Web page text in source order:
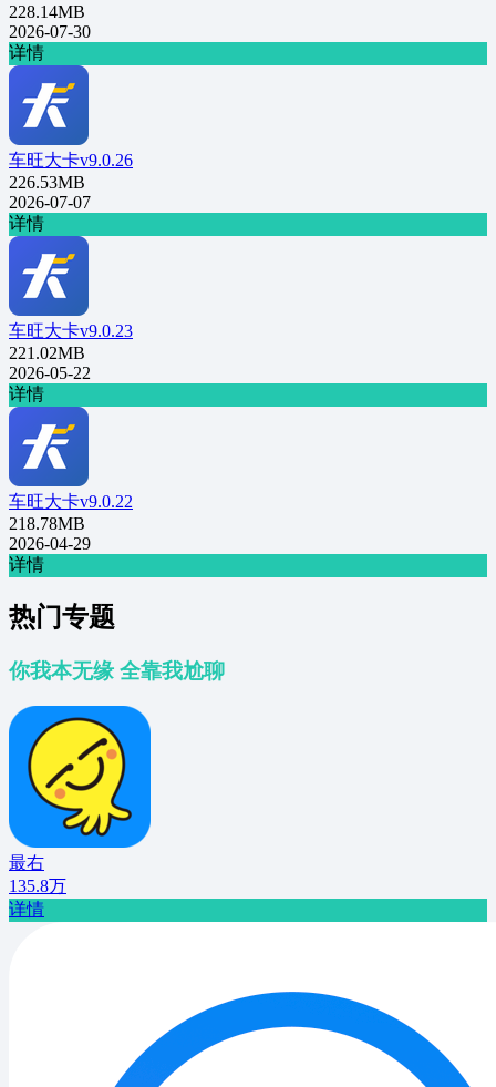
228.14MB
2026-07-30
详情
车旺大卡v9.0.26
226.53MB
2026-07-07
详情
车旺大卡v9.0.23
221.02MB
2026-05-22
详情
车旺大卡v9.0.22
218.78MB
2026-04-29
详情
热门专题
你我本无缘 全靠我尬聊
最右
135.8万
详情